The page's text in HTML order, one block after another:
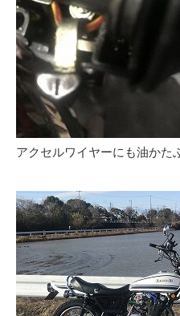
アクセルワイヤーにも油かた